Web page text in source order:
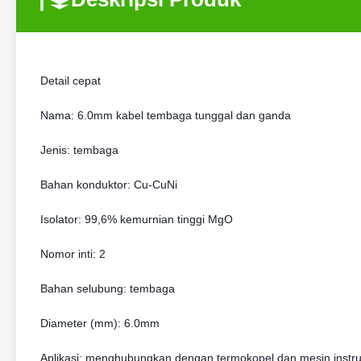
Detail cepat
Nama: 6.0mm kabel tembaga tunggal dan ganda
Jenis: tembaga
Bahan konduktor: Cu-CuNi
Isolator: 99,6% kemurnian tinggi MgO
Nomor inti: 2
Bahan selubung: tembaga
Diameter (mm): 6.0mm
Aplikasi: menghubungkan dengan termokopel dan mesin